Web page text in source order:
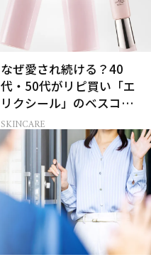
なぜ愛され続ける？40
代・50代がリピ買い「エ
リクシール」のベスコス
受賞名品3選
SKINCARE